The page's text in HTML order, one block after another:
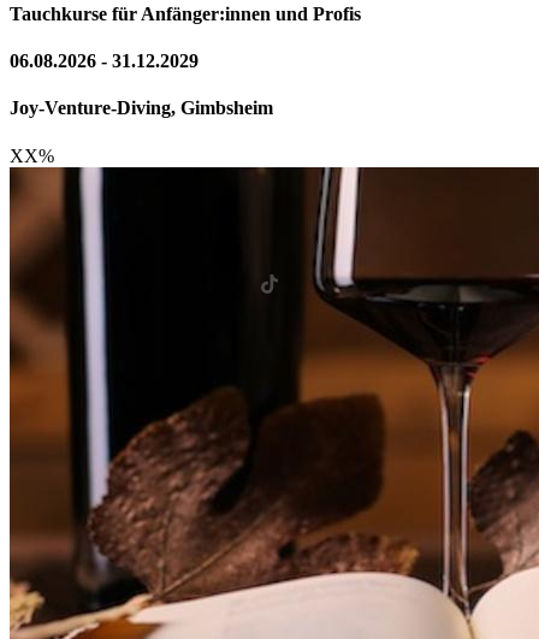
Tauchkurse für Anfänger:innen und Profis
06.08.2026 - 31.12.2029
Joy-Venture-Diving, Gimbsheim
XX%